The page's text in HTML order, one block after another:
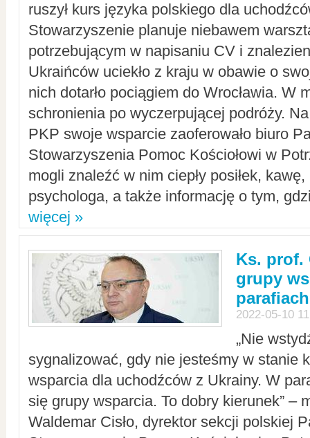
ruszył kurs języka polskiego dla
Stowarzyszenie planuje niebawem
potrzebującym w napisaniu CV i
Ukraińców uciekło z kraju w obawie o
nich dotarło pociągiem do Wrocławia. W
schronienia po wyczerpującej podróży.
PKP swoje wsparcie zaoferowało biuro
Stowarzyszenia Pomoc Kościołowi w
mogli znaleźć w nim ciepły posiłek,
psychologa, a także informację o tym,
więcej »
Ks. prof.
grupy
parafiach
2022-05-10
„Nie
sygnalizować, gdy nie jesteśmy w stanie
wsparcia dla uchodźców z Ukrainy. W
się grupy wsparcia. To dobry kierunek” –
Waldemar Cisło, dyrektor sekcji polskiej